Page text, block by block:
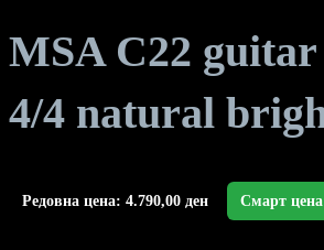
MSA C22 guitar
4/4 natural
Редовна цена: 4.790,00 ден Смарт